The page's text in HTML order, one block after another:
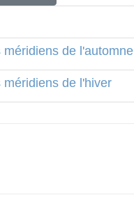
de l'automne
de l'hiver